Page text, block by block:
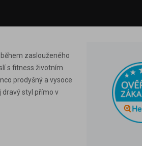
zaslouženého
s fitness životním
prodyšný a vysoce
dravý styl přímo v